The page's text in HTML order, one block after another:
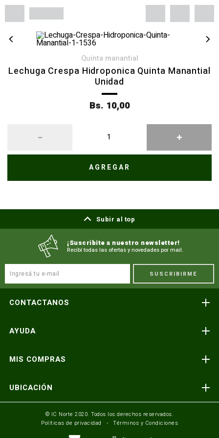
quinta manantial
Lechuga Crespa Hidroponica Quinta Manantial
Unidad
Bs. 10,00
AGREGAR
Subir al top
¡Suscribite a nuestro newsletter!
Recibí todas las ofertas y novedades por mail.
SUSCRIBIRME
CONTACTANOS
Atención telefónica
Consultas y reclamos
Seguinos en:
AYUDA
Preguntas frecuentes
Términos y condiciones
Formulario de contacto
Mundo IC Norte
MIS COMPRAS
Envíos y entregas
UBICACIÓN
Av. Busch y 3er Anillo Santa Cruz, Bolivia
Av. America esq. Av. Pando Cochabamba, Bolivia
© IC Norte 2020. Todos los derechos reservados.
Políticas de privacidad
Términos y Condiciones